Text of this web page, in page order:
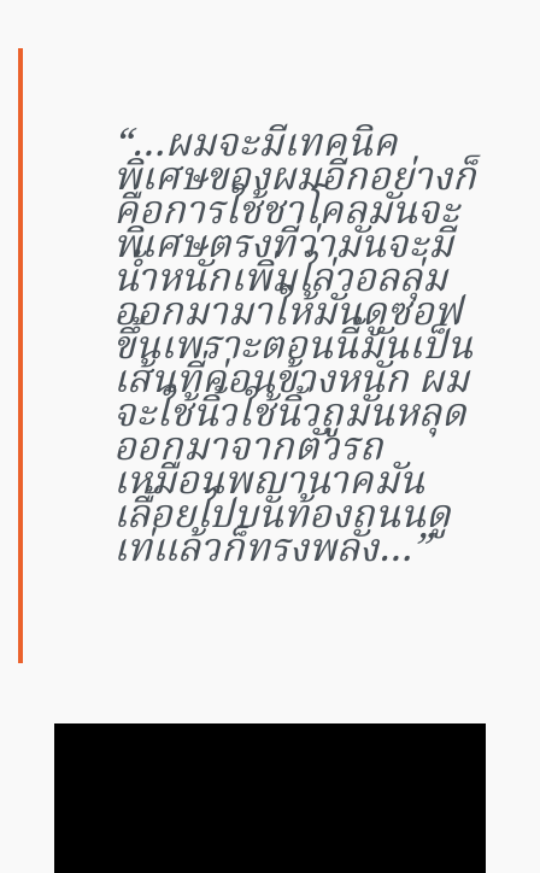
“…ผมจะมีเทคนิค
พิเศษของผมอีกอย่างก็
คือการใช้ชาโคลมันจะ
พิเศษตรงที่ว่ามันจะมี
น้ำหนักเพิ่มไล่วอลลุ่ม
ออกมามาให้มันดูซอฟ
ขึ้นเพราะตอนนี้มันเป็น
เส้นที่ค่อนข้างหนัก ผม
จะใช้นิ้วใช้นิ้วถูมันหลุด
ออกมาจากตัวรถ
เหมือนพญานาคมัน
เลื้อยไปบนท้องถนนดู
เท่แล้วก็ทรงพลัง…”